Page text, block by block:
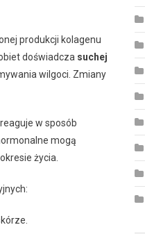
produkcji kolagenu
doświadcza suchej
wilgoci. Zmiany
w sposób
mogą
życia.